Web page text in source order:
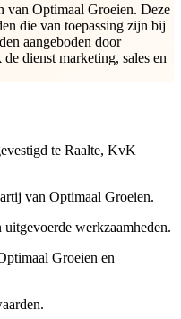
van Optimaal Groeien. Deze
die van toepassing zijn bij
aangeboden door
dienst marketing, sales en
te Raalte, KvK
van Optimaal Groeien.
werkzaamheden.
Groeien en